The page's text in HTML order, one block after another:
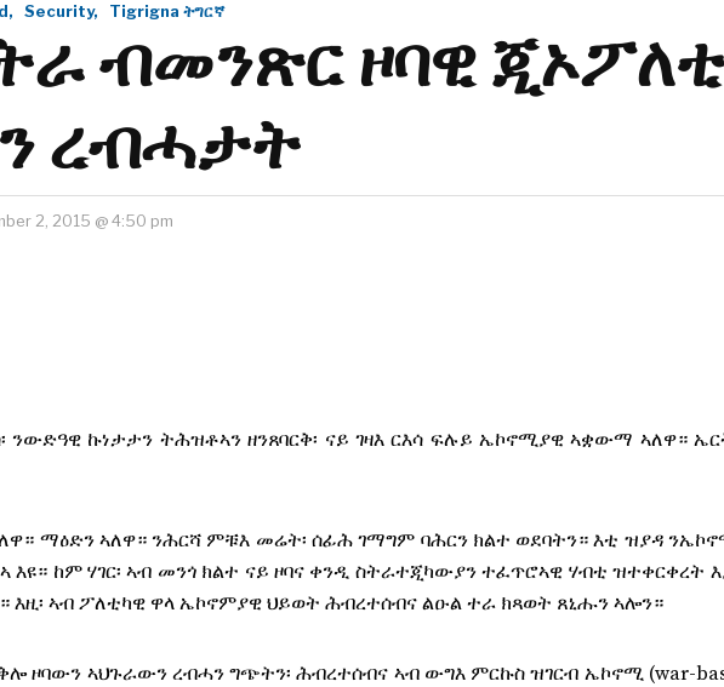
Security, Tigrigna ትግርኛ
ብመንጽር ዞባዊ
ረብሓታት
2, 2015 @ 4:50 pm
ንውድዓዊ ኩነታታን ትሕዝቶኣን ዘንጸባርቅ፡ ናይ ገዛእ ርእሳ ፍሉይ ኤኮኖሚያዊ ኣቋውማ ኣለዋ።
ማዕድን ኣለዋ። ንሕርሻ ምቹእ መሬት፡ ሰፊሕ ገማግም ባሕርን ክልተ ወደባትን። እቲ ዝያዳ
ከም ሃገር፡ ኣብ መንጎ ክልተ ናይ ዞባና ቀንዲ ስትራተጂካውያን ተፈጥሮኣዊ ሃብቲ ዝተቀርቀረት
እዚ፡ ኣብ ፖለቲካዊ ዋላ ኤኮኖምያዊ ህይወት ሕብረተሰብና ልዑል ተራ ክጻወት ጸኒሑን ኣሎን።
ዞባውን ኣህጉራውን ረብሓን ግጭትን፡ ሕብረተሰብና ኣብ ውግእ ምርኩስ ዝገርብ ኤኮኖሚ (war-